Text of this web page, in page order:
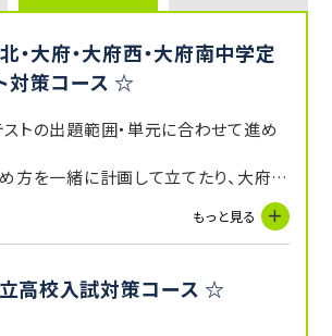
・大府・大府西・大府南中学定
対策コース ☆
トの出題範囲・単元に合わせて進め
方を一緒に計画して立てたり、大府市
る教科書に準じた教材も完備している
けさらに勉強をすることもできます！
もっと見る
高校入試対策コース ☆